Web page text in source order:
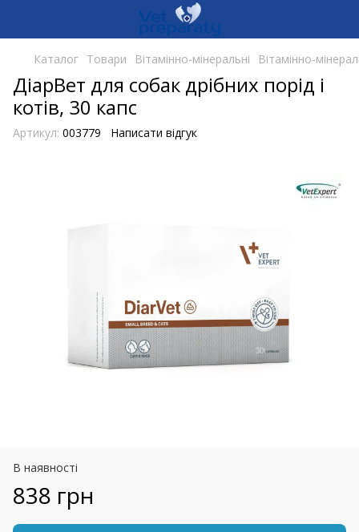
Каталог Товари Вітамінно-мінеральні Вітамінно-
ДіарВет для собак дрібних порід і
котів, 30 капс
Артикул: 003779 Написати відгук
В наявності
838 грн